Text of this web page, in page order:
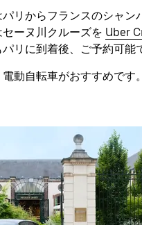
リからフランスのシャン
ーヌ川クルーズを Uber
リに到着後、ご予約可能
動自転車がおすすめです。